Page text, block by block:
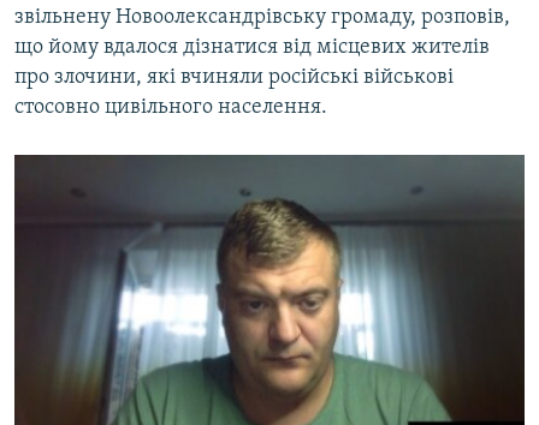
звільнену Новоолександрівську громаду, розповів,
що йому вдалося дізнатися від місцевих жителів
про злочини, які вчиняли російські військові
стосовно цивільного населення.